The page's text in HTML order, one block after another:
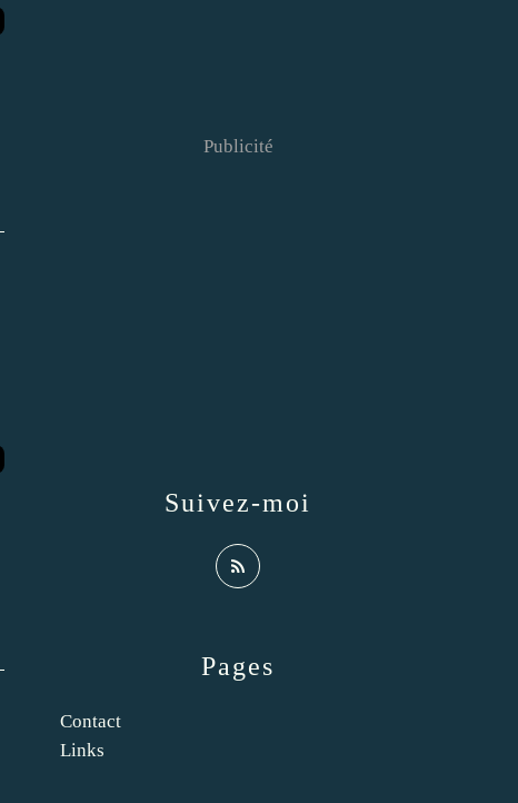
Pages
Contact
Links
Suivez-moi
Publicité